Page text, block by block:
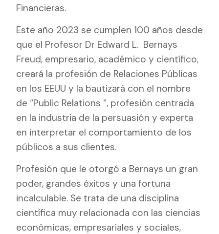
Financieras.
Este año 2023 se cumplen 100 años desde
que el Profesor Dr Edward L. Bernays
Freud, empresario, académico y científico,
creará la profesión de Relaciones Públicas
en los EEUU y la bautizará con el nombre
de “Public Relations “, profesión centrada
en la industria de la persuasión y experta
en interpretar el comportamiento de los
públicos a sus clientes.
Profesión que le otorgó a Bernays un gran
poder, grandes éxitos y una fortuna
incalculable. Se trata de una disciplina
científica muy relacionada con las ciencias
económicas, empresariales y sociales,